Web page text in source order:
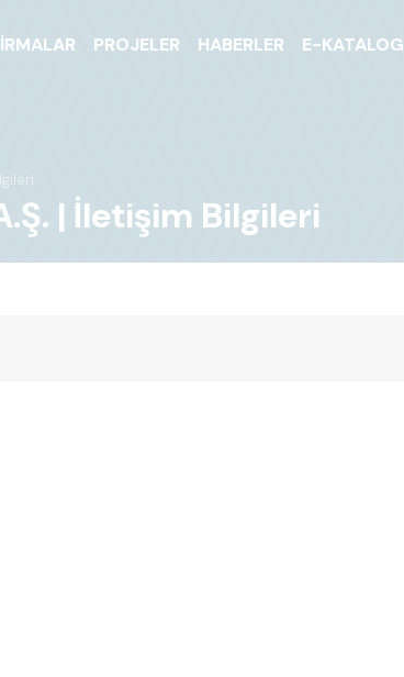
PROJELER HABERLER E-KATALOG
| İletişim Bilgileri